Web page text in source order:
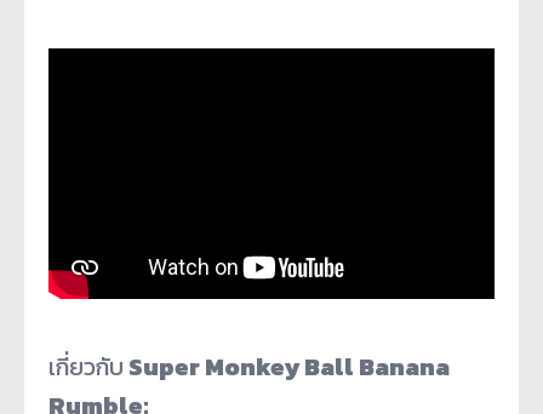
เกี่ยวกับ Super Monkey Ball Banana
Rumble: